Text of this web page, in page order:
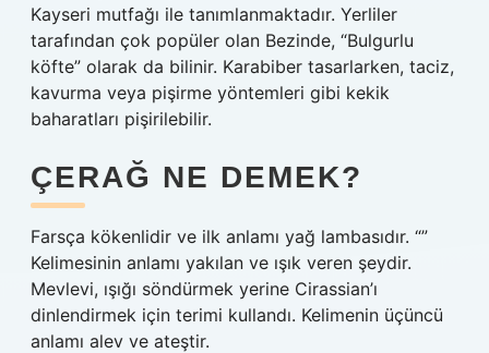
Kayseri mutfağı ile tanımlanmaktadır. Yerliler
tarafından çok popüler olan Bezinde, “Bulgurlu
köfte” olarak da bilinir. Karabiber tasarlarken, taciz,
kavurma veya pişirme yöntemleri gibi kekik
baharatları pişirilebilir.
ÇERAĞ NE DEMEK?
Farsça kökenlidir ve ilk anlamı yağ lambasıdır. “”
Kelimesinin anlamı yakılan ve ışık veren şeydir.
Mevlevi, ışığı söndürmek yerine Cirassian’ı
dinlendirmek için terimi kullandı. Kelimenin üçüncü
anlamı alev ve ateştir.